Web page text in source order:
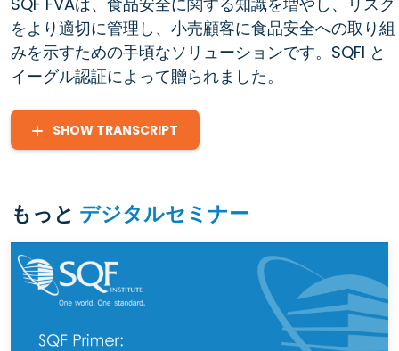
をより適切に管理し、小売顧客に食品安全への取り組
みを示すための手頃なソリューションです。SQFI と
イーグル認証によって贈られました。
SHOW TRANSCRIPT
もっと デジタルセミナー